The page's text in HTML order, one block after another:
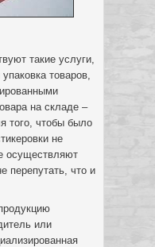
такие услуги,
упаковка товаров,
на складе –
того, чтобы было
не
осуществляют
перепутать, что и
или